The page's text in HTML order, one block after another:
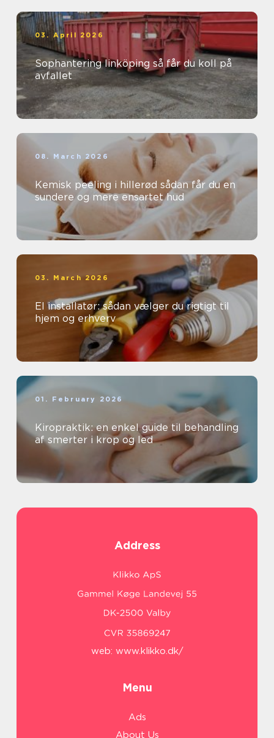
03. April 2026
Sophantering linköping så får du koll på
avfallet
08. March 2026
Kemisk peeling i hillerød sådan får du en
sundere og mere ensartet hud
03. March 2026
El installatør: sådan vælger du rigtigt til
hjem og erhverv
01. February 2026
Kiropraktik: en enkel guide til behandling
af smerter i krop og led
Address
web: www.klikko.dk/
Menu
Ads
About Us